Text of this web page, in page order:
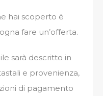
hai scoperto è
fare un’offerta.
sarà descritto in
e provenienza,
di pagamento